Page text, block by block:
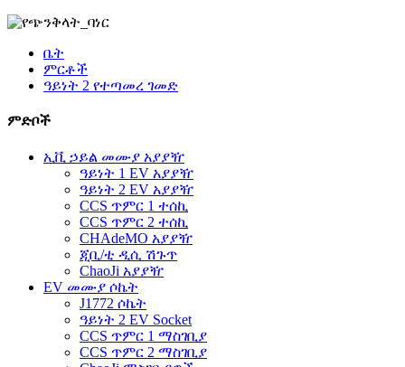
ቤት
ምርቶች
ዓይነት 2 የተጣመረ ገመድ
ምድቦች
ኢቪ ኃይል መሙያ አያያዥ
ዓይነት 1 EV አያያዥ
ዓይነት 2 EV አያያዥ
CCS ጥምር 1 ተሰኪ
CCS ጥምር 2 ተሰኪ
CHAdeMO አያያዥ
ጂቢ/ቲ ዲሲ ሽጉጥ
ChaoJi አያያዥ
EV መሙያ ሶኬት
J1772 ሶኬት
ዓይነት 2 EV Socket
CCS ጥምር 1 ማስገቢያ
CCS ጥምር 2 ማስገቢያ